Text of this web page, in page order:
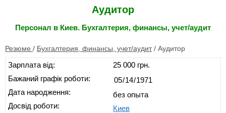
Аудитор
Персонал в Киев. Бухгалтерия, финансы, учет/аудит
Резюме / Бухгалтерия, финансы, учет/аудит / Аудитор
Зарплата від:
Бажаний графік роботи:
Дата народження:
Досвід роботи:
25 000 грн.
без опыта
Киев